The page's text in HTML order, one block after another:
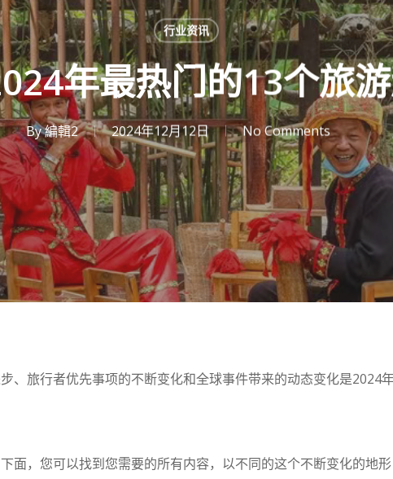
行业资讯
年最热门的13个旅
By編輯2 2024年12月12日 No Comments
、旅行者优先事项的不断变化和全球事件带来的动态变化是2024年
面，您可以找到您需要的所有内容，以不同的这个不断变化的地